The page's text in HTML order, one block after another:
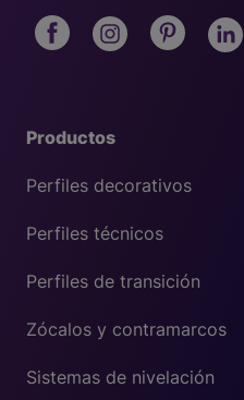
Productos
Perfiles decorativos
Perfiles técnicos
Perfiles de transición
Zócalos y contramarcos
Sistemas de nivelación